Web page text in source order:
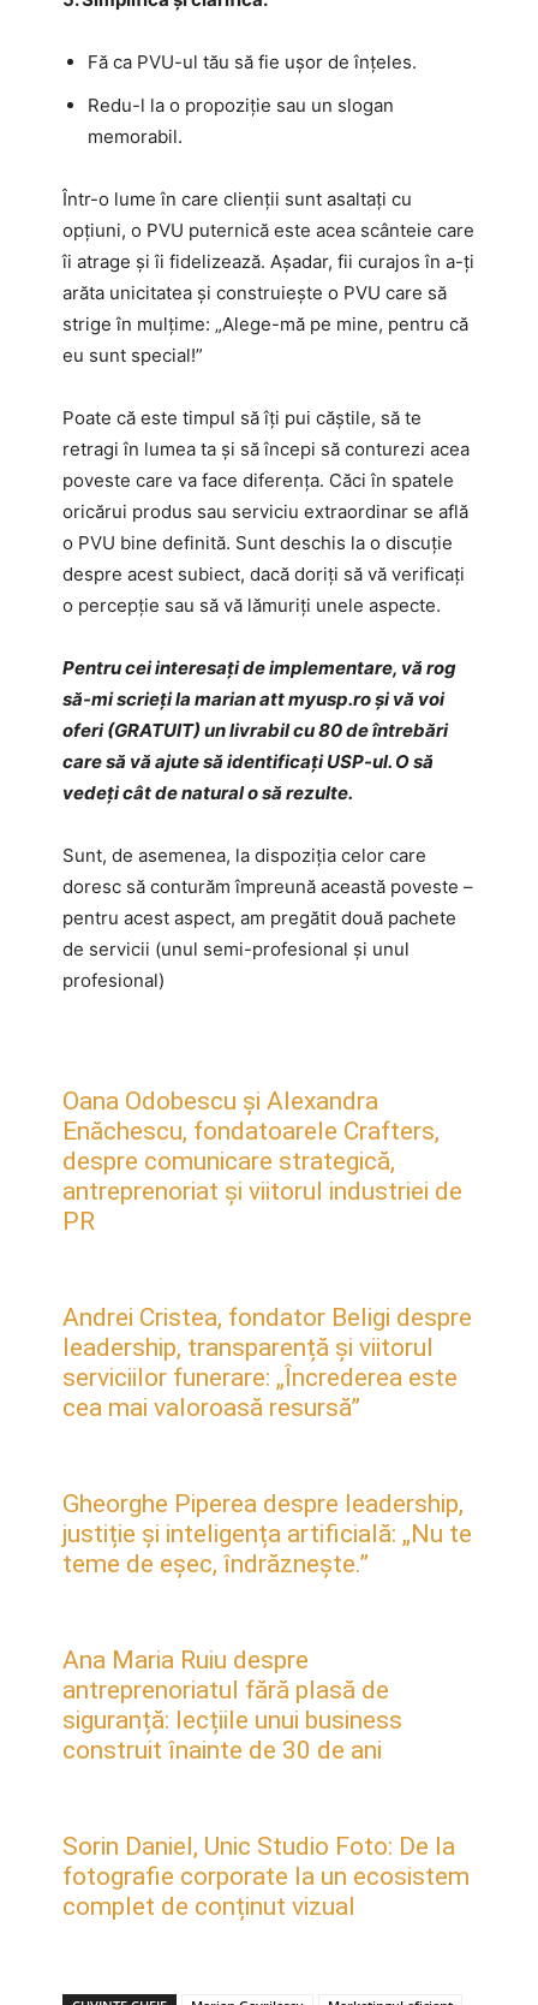
Fă ca PVU-ul tău să fie ușor de înțeles.
Redu-l la o propoziție sau un slogan
memorabil.
Într-o lume în care clienții sunt asaltați cu
opțiuni, o PVU puternică este acea scânteie care
îi atrage și îi fidelizează. Așadar, fii curajos în a-ți
arăta unicitatea și construiește o PVU care să
strige în mulțime: „Alege-mă pe mine, pentru că
eu sunt special!”
Poate că este timpul să îți pui căștile, să te
retragi în lumea ta și să începi să conturezi acea
poveste care va face diferența. Căci în spatele
oricărui produs sau serviciu extraordinar se află
o PVU bine definită. Sunt deschis la o discuție
despre acest subiect, dacă doriți să vă verificați
o percepție sau să vă lămuriți unele aspecte.
Pentru cei interesați de implementare, vă rog
să-mi scrieți la marian att myusp.ro și vă voi
oferi (GRATUIT) un livrabil cu 80 de întrebări
care să vă ajute să identificați USP-ul. O să
vedeți cât de natural o să rezulte.
Sunt, de asemenea, la dispoziția celor care
doresc să conturăm împreună această poveste –
pentru acest aspect, am pregătit două pachete
de servicii (unul semi-profesional și unul
profesional)
Oana Odobescu și Alexandra
Enăchescu, fondatoarele Crafters,
despre comunicare strategică,
antreprenoriat și viitorul industriei de
PR
Andrei Cristea, fondator Beligi despre
leadership, transparență și viitorul
serviciilor funerare: „Încrederea este
cea mai valoroasă resursă”
Gheorghe Piperea despre leadership,
justiție și inteligența artificială: „Nu te
teme de eșec, îndrăznește.”
Ana Maria Ruiu despre
antreprenoriatul fără plasă de
siguranță: lecțiile unui business
construit înainte de 30 de ani
Sorin Daniel, Unic Studio Foto: De la
fotografie corporate la un ecosistem
complet de conținut vizual